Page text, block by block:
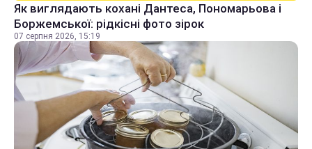
Як виглядають кохані Дантеса, Пономарьова і
Боржемської: рідкісні фото зірок
07 серпня 2026, 15:19